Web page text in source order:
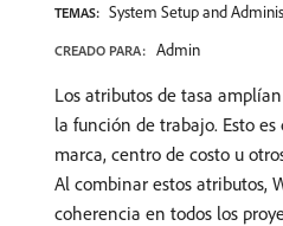
TEMAS: System Setup and
CREADO PARA: Admin
Los atributos de tasa
la función de trabajo. Esto
marca, centro de costo u
Al combinar estos atributos,
coherencia en todos los